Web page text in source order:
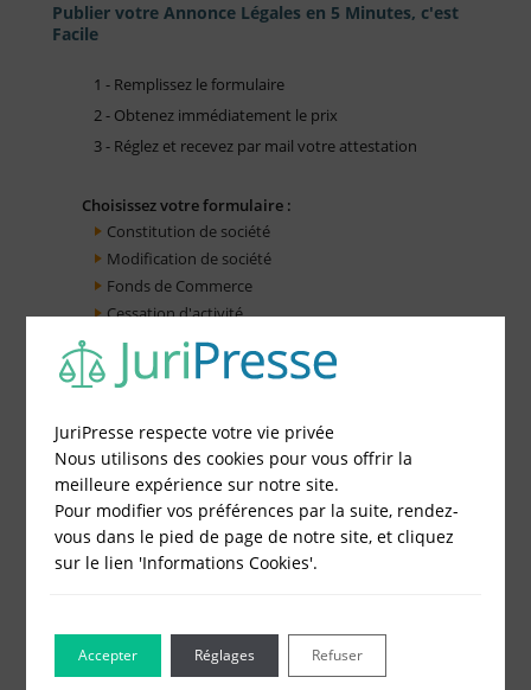
Publier votre Annonce Légales en 5 Minutes, c'est
Facile
1 - Remplissez le formulaire
2 - Obtenez immédiatement le prix
3 - Réglez et recevez par mail votre attestation
Choisissez votre formulaire :
Constitution de société
Modification de société
Fonds de Commerce
Cessation d'activité
JuriPresse respecte votre vie privée
Nous utilisons des cookies pour vous offrir la
meilleure expérience sur notre site.
Pour modifier vos préférences par la suite, rendez-
vous dans le pied de page de notre site, et cliquez
sur le lien 'Informations Cookies'.
Accepter Refuser
Réglages